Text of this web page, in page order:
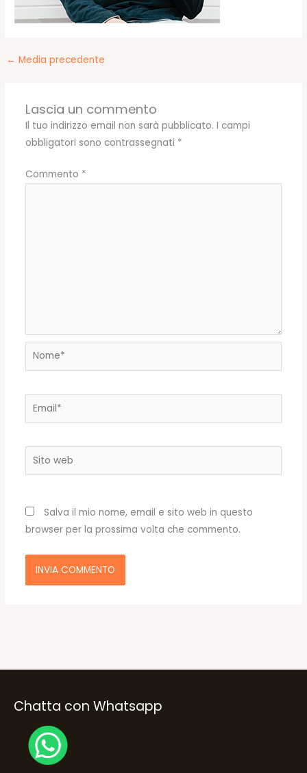
← Media precedente
Lascia un commento
Il tuo indirizzo email non sarà pubblicato. I campi
obbligatori sono contrassegnati *
Commento *
Nome*
Email*
Sito
web
Salva il mio nome, email e sito web in questo
browser per la prossima volta che commento.
Chatta con Whatsapp